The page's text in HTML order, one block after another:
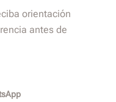
orientación
antes de